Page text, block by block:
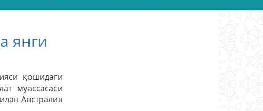
янги
қошидаги
муассасаси
Австралия